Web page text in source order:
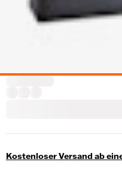
Kostenloser Versand ab